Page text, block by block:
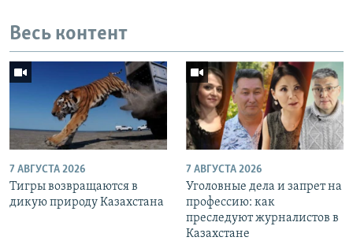
Весь контент
7 АВГУСТА 2026
Тигры возвращаются в
дикую природу Казахстана
7 АВГУСТА 2026
Уголовные дела и запрет на
профессию: как
преследуют журналистов в
Казахстане